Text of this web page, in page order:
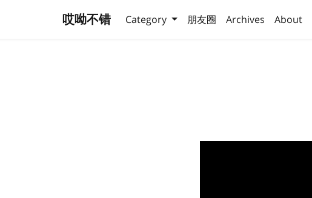
哎呦不错 Category 朋友圈 Archives About